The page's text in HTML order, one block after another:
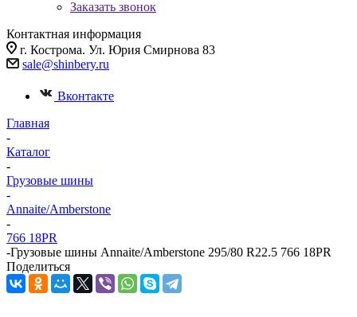
Заказать звонок
Контактная информация
г. Кострома. Ул. Юрия Смирнова 83
sale@shinbery.ru
Вконтакте
Главная
-
Каталог
-
Грузовые шины
-
Annaite/Amberstone
-
766 18PR
-Грузовые шины Annaite/Amberstone 295/80 R22.5 766 18PR
Поделиться